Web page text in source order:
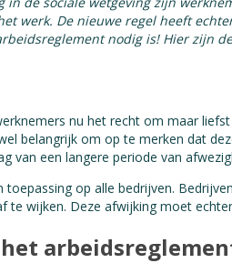
werk. De nieuwe regel heeft
nodig is! Hier zijn
nu het recht om maar
belangrijk om op te merken dat
van een langere periode van
toepassing op alle bedrijven.
te wijken. Deze afwijking moet